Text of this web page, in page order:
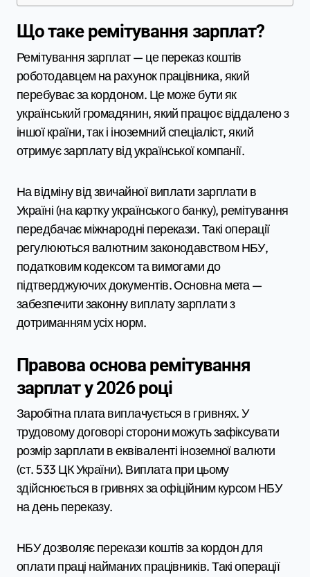
Що таке ремітування зарплат?
Ремітування зарплат — це переказ коштів
роботодавцем на рахунок працівника, який
перебуває за кордоном. Це може бути як
український громадянин, який працює віддалено з
іншої країни, так і іноземний спеціаліст, який
отримує зарплату від української компанії.
На відміну від звичайної виплати зарплати в
Україні (на картку українського банку), ремітування
передбачає міжнародні перекази. Такі операції
регулюються валютним законодавством НБУ,
податковим кодексом та вимогами до
підтверджуючих документів. Основна мета —
забезпечити законну виплату зарплати з
дотриманням усіх норм.
Правова основа ремітування
зарплат у 2026 році
Заробітна плата виплачується в гривнях. У
трудовому договорі сторони можуть зафіксувати
розмір зарплати в еквіваленті іноземної валюти
(ст. 533 ЦК України). Виплата при цьому
здійснюється в гривнях за офіційним курсом НБУ
на день переказу.
НБУ дозволяє перекази коштів за кордон для
оплати праці найманих працівників. Такі операції